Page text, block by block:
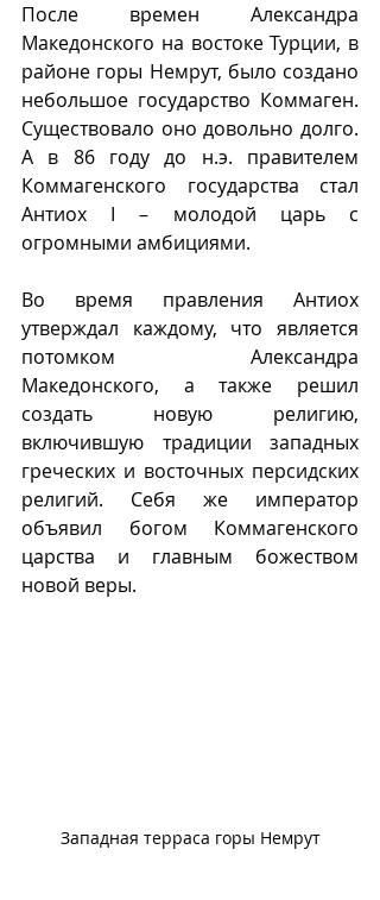
После времен Александра
Македонского на востоке Турции, в
районе горы Немрут, было создано
небольшое государство Коммаген.
Существовало оно довольно долго.
А в 86 году до н.э. правителем
Коммагенского государства стал
Антиох I – молодой царь с
огромными амбициями.
Во время правления Антиох
утверждал каждому, что является
потомком Александра
Македонского, а также решил
создать новую религию,
включившую традиции западных
греческих и восточных персидских
религий. Себя же император
объявил богом Коммагенского
царства и главным божеством
новой веры.
Западная терраса горы Немрут